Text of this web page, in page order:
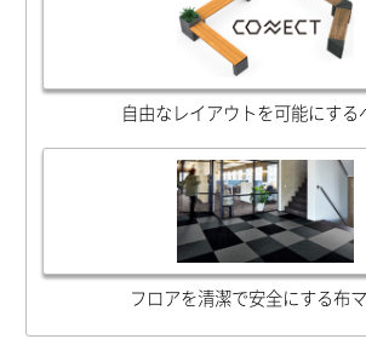
自由なレイアウトを可能にする
フロアを清潔で安全にする布